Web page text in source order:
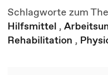
Schlagworte zum
Hilfsmittel ,
Rehabilitation ,